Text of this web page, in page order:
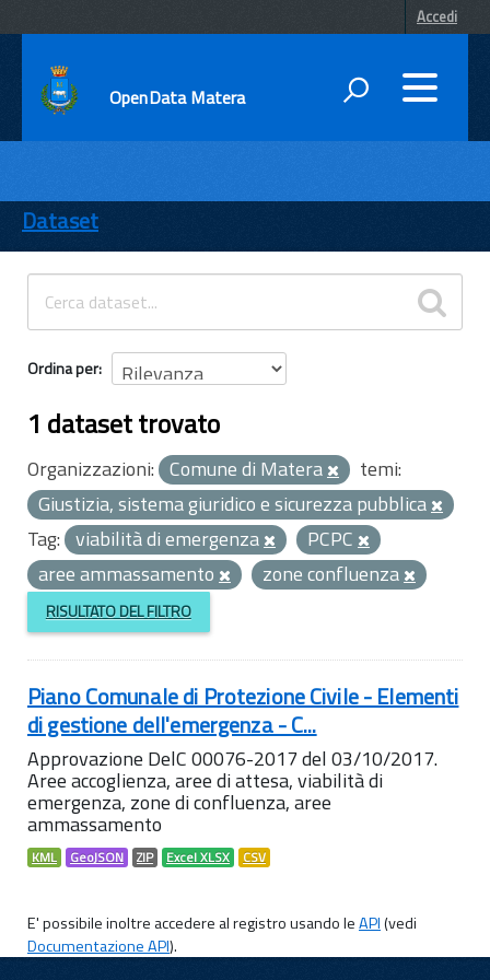
Accedi
OpenData Matera
ENTI
TEMI
INFORMAZIONI
Dataset
Ordina per
1 dataset trovato
Organizzazioni: Comune di Matera
temi:
Giustizia, sistema giuridico e sicurezza pubblica
Tag: viabilità di emergenza
PCPC
aree ammassamento
zone confluenza
RISULTATO DEL FILTRO
Piano Comunale di Protezione Civile - Elementi
di gestione dell'emergenza - C...
Approvazione DelC 00076-2017 del 03/10/2017.
Aree accoglienza, aree di attesa, viabilità di
emergenza, zone di confluenza, aree
ammassamento
KML GeoJSON ZIP Excel XLSX CSV
E' possibile inoltre accedere al registro usando leAPI(vedi
Documentazione API).